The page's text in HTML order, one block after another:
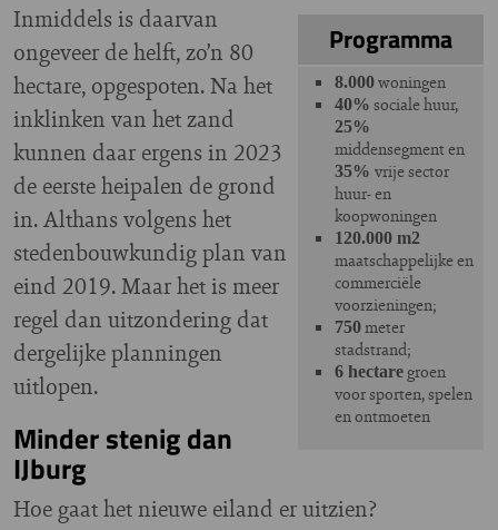
Programma
8.000woningen
40% sociale huur,
25%
middensegment en
35% vrije sector
huur- en
koopwoningen
120.000 m2
maatschappelijke en
commerciële
voorzieningen;
750meter
stadstrand;
6 hectare groen
voor sporten, spelen
en ontmoeten
Inmiddels is daarvan
ongeveer de helft, zo’n 80
hectare, opgespoten. Na het
inklinken van het zand
kunnen daar ergens in 2023
de eerste heipalen de grond
in. Althans volgens het
stedenbouwkundig plan van
eind 2019. Maar het is meer
regel dan uitzondering dat
dergelijke planningen
uitlopen.
Minder stenig dan
IJburg
Hoe gaat het nieuwe eiland er uitzien?